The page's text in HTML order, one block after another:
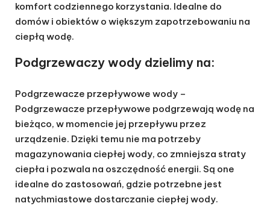
komfort codziennego korzystania. Idealne do
domów i obiektów o większym zapotrzebowaniu na
ciepłą wodę.
Podgrzewaczy wody dzielimy na:
Podgrzewacze przepływowe wody –
Podgrzewacze przepływowe podgrzewają wodę na
bieżąco, w momencie jej przepływu przez
urządzenie. Dzięki temu nie ma potrzeby
magazynowania ciepłej wody, co zmniejsza straty
ciepła i pozwala na oszczędność energii. Są one
idealne do zastosowań, gdzie potrzebne jest
natychmiastowe dostarczanie ciepłej wody.